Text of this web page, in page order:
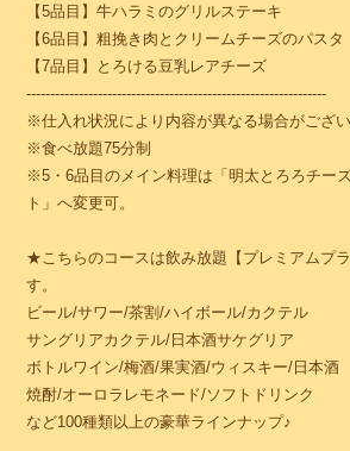
【5品目】牛ハラミのグリルステーキ
【6品目】粗挽き肉とクリームチーズのパスタ
【7品目】とろける豆乳レアチーズ
---------------------------------------------------------------
※仕入れ状況により内容が異なる場合がござい
※食べ放題75分制
※5・6品目のメイン料理は「明太とろろチー
ト」へ変更可。
★こちらのコースは飲み放題【プレミアムプ
す。
ビール/サワー/茶割/ハイボール/カクテル
サングリアカクテル/日本酒サケグリア
ボトルワイン/梅酒/果実酒/ウィスキー/日本酒
焼酎/オーロラレモネード/ソフトドリンク
など100種類以上の豪華ラインナップ♪